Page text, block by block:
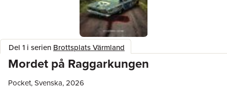
Del 1 i serien Brottsplats Värmland
Mordet på Raggarkungen
Pocket, Svenska, 2026